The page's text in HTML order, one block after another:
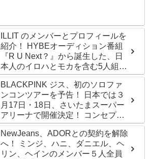
ILLIT のメンバーとプロフィールを
紹介！ HYBEオーディション番組
『R U Next？』から誕生した、日
本人のイロハとモカを含む5人組ガ
ールズグループ！ デビュー曲
「Magnetic」がいきなりの大ヒッ
ト
BLACKPINK ジス、初のソロファ
ンコンツアーを予告！ 日本では３
月17日・18日、さいたまスーパー
アリーナで開催決定！ コンセプト
は“愛のカケラ”！？ 14日には新ア
ルバム『AMORTAGE』もリリース
NewJeans、ADORとの契約を解除
へ！ ミンジ、ハニ、ダニエル、ヘ
リン、ヘインのメンバー５人全員